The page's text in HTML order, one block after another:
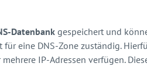
Datenbankgespeichert und
eine DNS-Zone zuständig.
IP-Adressen verfügen.